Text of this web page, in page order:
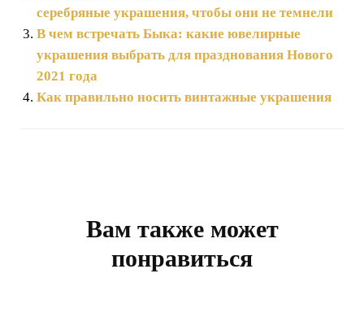
серебряные украшения, чтобы они не темнели
В чем встречать Быка: какие ювелирные
украшения выбрать для празднования Нового
2021 года
Как правильно носить винтажные украшения
Вам также может
понравиться